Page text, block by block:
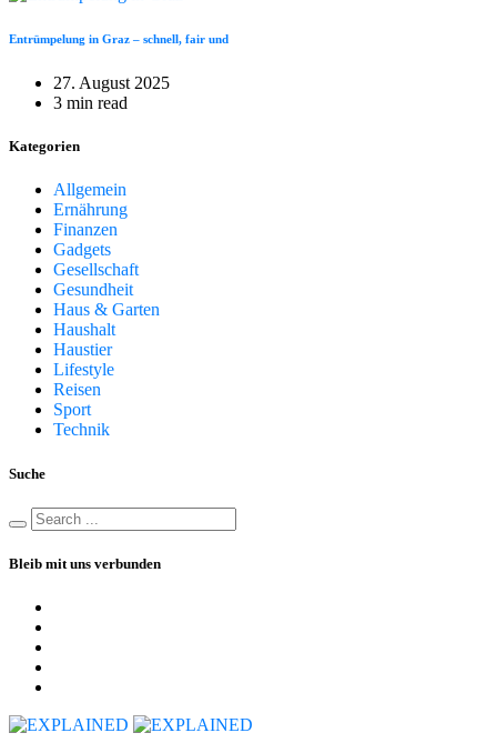
Entrümpelung in Graz – schnell, fair und
27. August 2025
3 min read
Kategorien
Allgemein
Ernährung
Finanzen
Gadgets
Gesellschaft
Gesundheit
Haus & Garten
Haushalt
Haustier
Lifestyle
Reisen
Sport
Technik
Suche
Bleib mit uns verbunden